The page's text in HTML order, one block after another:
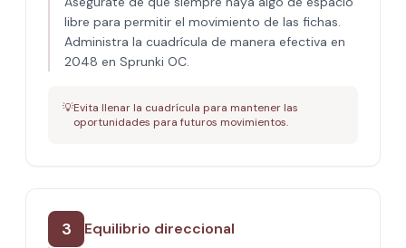
libre para permitir el movimiento de las fichas.
Administra la cuadrícula de manera efectiva en
2048 en Sprunki OC.
💡Evita llenar la cuadrícula para mantener las
oportunidades para futuros movimientos.
3 Equilibrio direccional